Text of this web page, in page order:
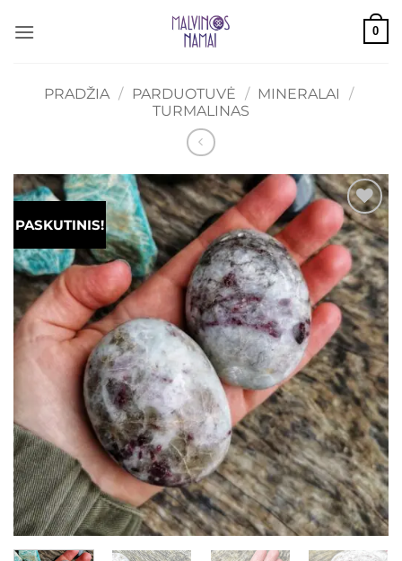
0
PRADŽIA / PARDUOTUVĖ / MINERALAI
/
TURMALINAS
PASKUTINIS! Mėgstamiausias